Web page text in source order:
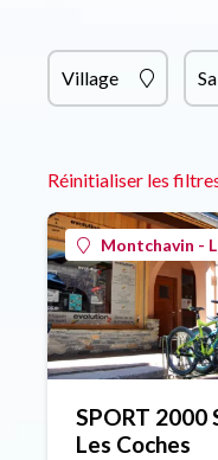
Village
Réinitialiser les
Montchavin -
SPORT 2000
Les Coches